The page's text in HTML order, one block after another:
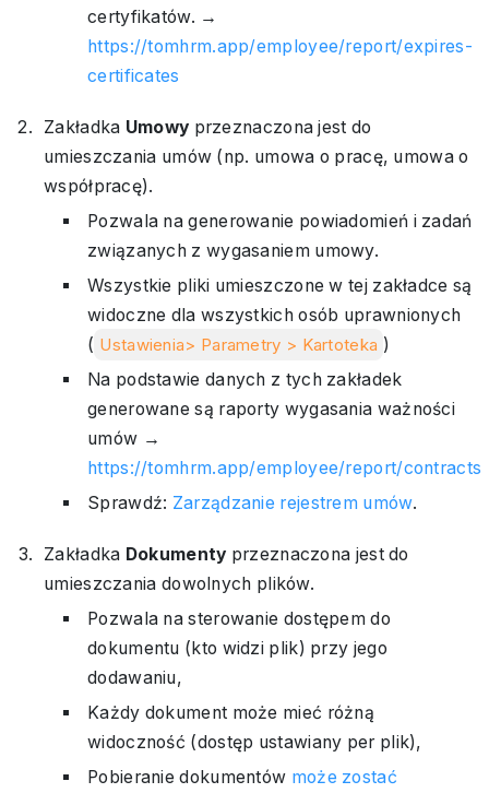
certyfikatów. →
https://tomhrm.app/employee/report/expires-
certificates
Zakładka Umowy przeznaczona jest do
umieszczania umów (np. umowa o pracę, umowa o
współpracę).
Pozwala na generowanie powiadomień i zadań
związanych z wygasaniem umowy.
Wszystkie pliki umieszczone w tej zakładce są
widoczne dla wszystkich osób uprawnionych
( Ustawienia> Parametry > Kartoteka )
Na podstawie danych z tych zakładek
generowane są raporty wygasania ważności
umów →
https://tomhrm.app/employee/report/contracts
Sprawdź: Zarządzanie rejestrem umów.
Zakładka Dokumenty przeznaczona jest do
umieszczania dowolnych plików.
Pozwala na sterowanie dostępem do
dokumentu (kto widzi plik) przy jego
dodawaniu,
Każdy dokument może mieć różną
widoczność (dostęp ustawiany per plik),
Pobieranie dokumentów może zostać